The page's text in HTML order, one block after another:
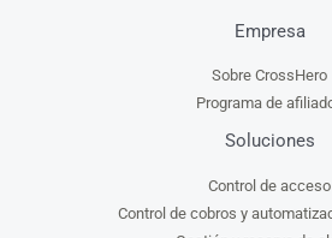
Empresa
Sobre CrossHero
Programa de
Soluciones
Control de acceso
Control de cobros y